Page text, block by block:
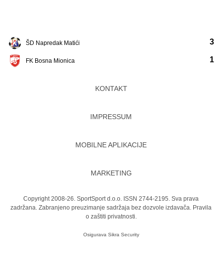
ŠD Napredak Matići
FK Bosna Mionica
3
1
KONTAKT
IMPRESSUM
MOBILNE APLIKACIJE
MARKETING
Copyright 2008-26. SportSport d.o.o. ISSN 2744-2195. Sva prava
zadržana. Zabranjeno preuzimanje sadržaja bez dozvole izdavača. Pravila
o zaštiti privatnosti.
Osigurava Sikra Security